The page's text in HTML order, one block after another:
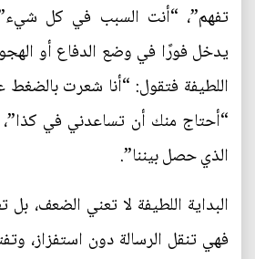
تفهم”، “أنت السبب في كل
يدخل فورًا في وضع الدفاع أو
اللطيفة فتقول: “أنا شعرت
“أحتاج منك أن تساعدني في كذا”،
الذي حصل بيننا”.
البداية اللطيفة لا تعني الضعف، بل
فهي تنقل الرسالة دون استفزاز،